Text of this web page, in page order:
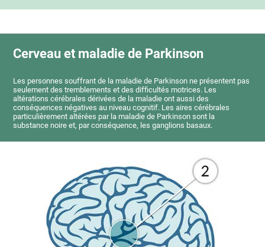
Cerveau et maladie de Parkinson
Les personnes souffrant de la maladie de Parkinson ne présentent pas
seulement des tremblements et des difficultés motrices. Les
altérations cérébrales dérivées de la maladie ont aussi des
conséquences négatives au niveau cognitif. Les aires cérébrales
particulièrement altérées par la maladie de Parkinson sont la
substance noire et, par conséquence, les ganglions basaux.